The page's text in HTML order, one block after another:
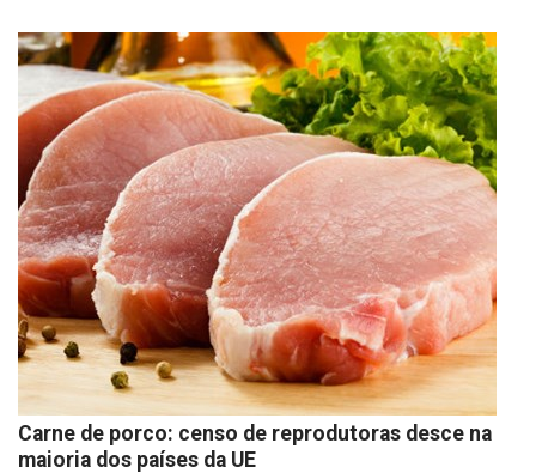
Carne de porco: censo de reprodutoras desce na
maioria dos países da UE